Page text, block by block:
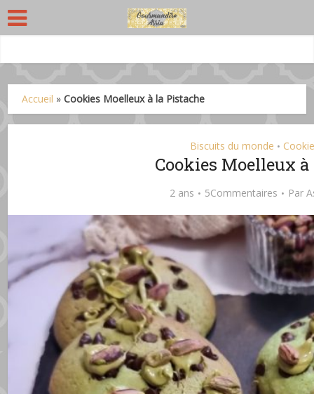
Accueil »Cookies Moelleux à la Pistache
Biscuits du monde •
Cookies Moelleux
2 ans 5Commentaires Par